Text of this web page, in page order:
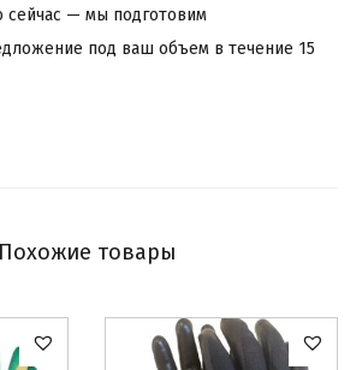
— мы подготовим
под ваш объем в течение 15
Похожие товары